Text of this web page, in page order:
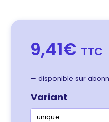
9,41€ TTC
— disponible sur
Variant